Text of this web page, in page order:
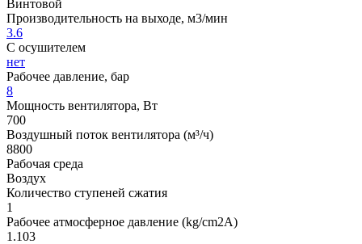
Винтовой
Производительность на выходе, м3/мин
3.6
С осушителем
нет
Рабочее давление, бар
8
Мощность вентилятора, Вт
700
Воздушный поток вентилятора (м³/ч)
8800
Рабочая среда
Воздух
Количество ступеней сжатия
1
Рабочее атмосферное давление (kg/cm2A)
1.103